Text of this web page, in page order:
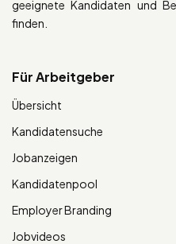
geeignete Kandidaten und
finden.
Für Arbeitgeber
Übersicht
Kandidatensuche
Jobanzeigen
Kandidatenpool
Employer Branding
Jobvideos